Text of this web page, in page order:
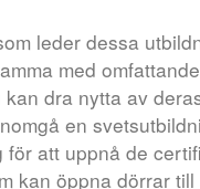
leder dessa
med
dra nytta av
en
för att uppnå de
kan öppna dörrar